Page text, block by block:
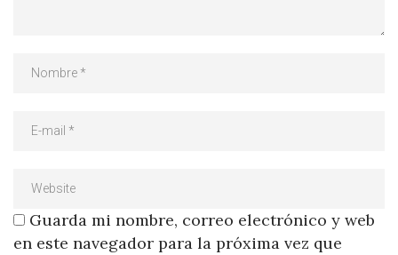
Guarda mi nombre, correo electrónico y web
en este navegador para la próxima vez que